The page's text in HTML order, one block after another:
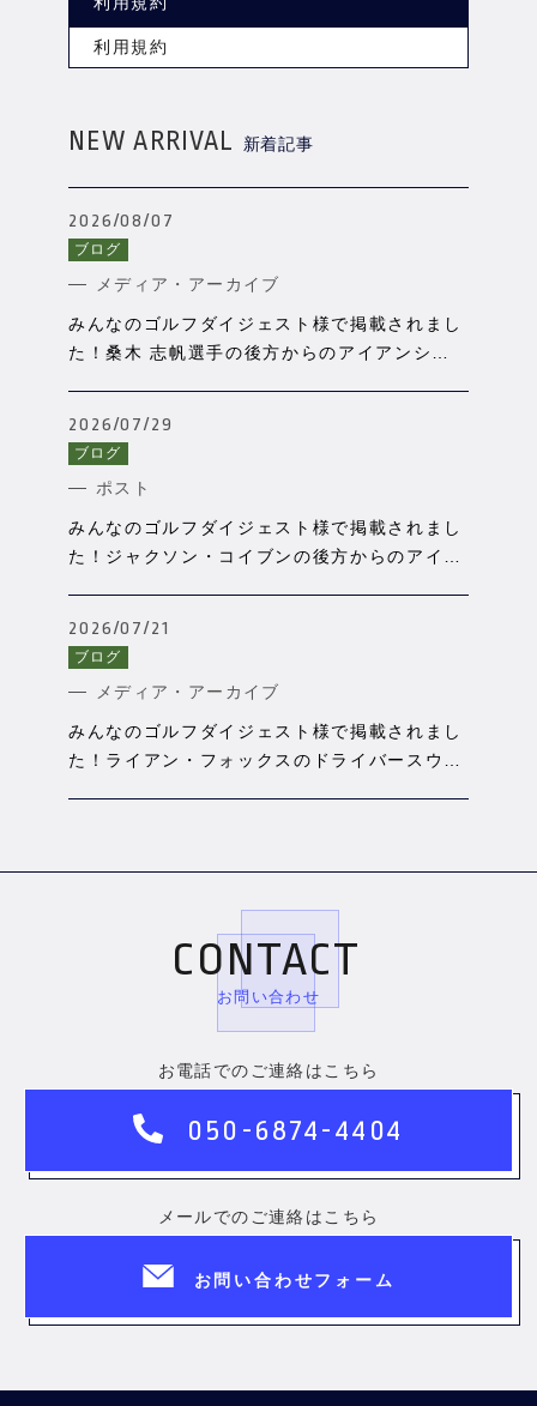
利用規約
NEW ARRIVAL 新着記事
2026/08/07
ブログ
メディア・アーカイブ
みんなのゴルフダイジェスト様で掲載されまし
た！桑木 志帆選手の後方からのアイアンショ
2026/07/29
ブログ
ポスト
みんなのゴルフダイジェスト様で掲載されまし
た！ジャクソン・コイブンの後方からのアイア
2026/07/21
ブログ
メディア・アーカイブ
みんなのゴルフダイジェスト様で掲載されまし
た！ライアン・フォックスのドライバースウィ
CONTACT
お問い合わせ
お電話でのご連絡はこちら
050-6874-4404
メールでのご連絡はこちら
お問い合わせフォーム